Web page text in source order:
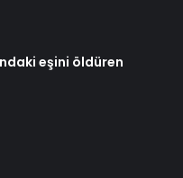
eşini öldüren